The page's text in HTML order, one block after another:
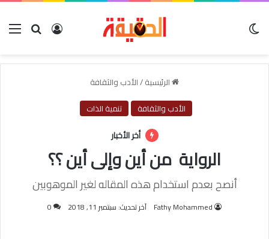
بحث عنتسجيل
الرئيسية/الأدب والثقافة
الأدب والثقافة
تنمية الذات
أخر الأخبار
الرواية من أين وإلى أين ؟؟
أنصح بعدم استخدام هذه المقاله لغير الموهوبين
Fathy Mohammed آخر تحديث: سبتمبر 11, 2018 0